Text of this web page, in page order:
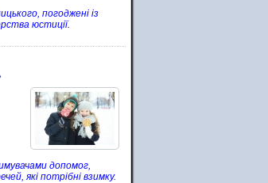
погоджені із
юстиції.
допомог,
які потрібні взимку.